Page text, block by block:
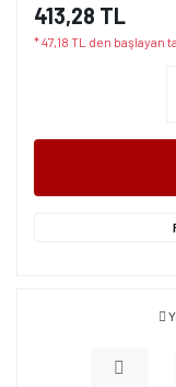
413,28 TL
* 47,18 TL den başlayan